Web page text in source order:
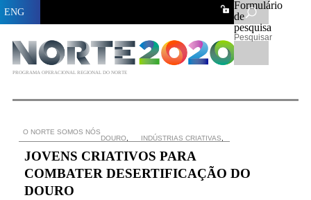
Formulário
de
pesquisa
Pesquisar
PROGRAMA OPERACIONAL REGIONAL DO NORTE
ENG
O NORTE SOMOS NÓS
DOURO, INDÚSTRIAS CRIATIVAS,
JOVENS CRIATIVOS PARA
COMBATER DESERTIFICAÇÃO DO
DOURO